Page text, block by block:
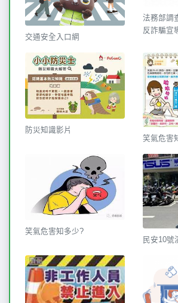
交通安全入口網
法務部調
反詐騙宣
防災知識影片
笑氣危害
笑氣危害知多少?
民安10號